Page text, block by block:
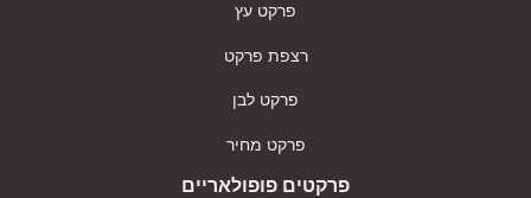
פרקט עץ
רצפת פרקט
פרקט לבן
פרקט מחיר
פרקטים פופולאריים